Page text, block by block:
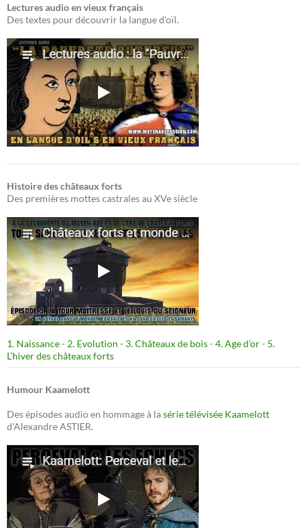
Lectures audio en vieux français
Des textes pour découvrir la langue d'oïl.
Histoire des châteaux forts
Des premières mottes castrales au XVe siècle
1. Naissance- 2. Evolution - 3. Châteaux de bois- 4. Age d’or- 5.
L’hiver des châteaux forts
Humour Kaamelott
Des épisodes audio en hommage à lasérie télévisée Kaamelott
d'Alexandre ASTIER.